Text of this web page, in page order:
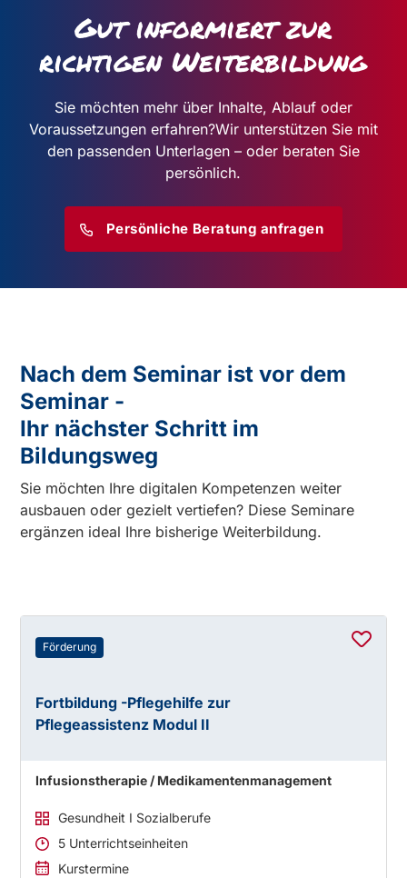
Gut informiert zur
richtigen Weiterbildung
Sie möchten mehr über Inhalte, Ablauf oder
Voraussetzungen erfahren?Wir unterstützen Sie mit
den passenden Unterlagen – oder beraten Sie
persönlich.
Persönliche Beratung anfragen
Nach dem Seminar ist vor dem
Seminar -
Ihr nächster Schritt im
Bildungsweg
Sie möchten Ihre digitalen Kompetenzen weiter
ausbauen oder gezielt vertiefen? Diese Seminare
ergänzen ideal Ihre bisherige Weiterbildung.
Förderung
Fortbildung -Pflegehilfe zur
Pflegeassistenz Modul II
Infusionstherapie / Medikamentenmanagement
Gesundheit I Sozialberufe
5 Unterrichtseinheiten
Kurstermine